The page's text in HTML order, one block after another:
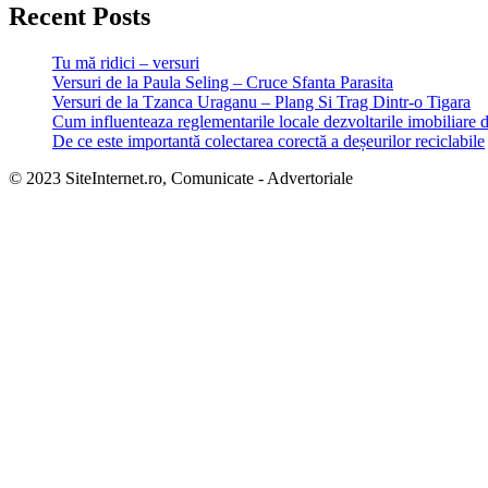
Recent Posts
Tu mă ridici – versuri
Versuri de la Paula Seling – Cruce Sfanta Parasita
Versuri de la Tzanca Uraganu – Plang Si Trag Dintr-o Tigara
Cum influenteaza reglementarile locale dezvoltarile imobiliare
De ce este importantă colectarea corectă a deșeurilor reciclabile
© 2023 SiteInternet.ro, Comunicate - Advertoriale